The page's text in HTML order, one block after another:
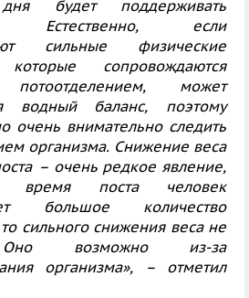
будет поддерживать
Естественно, если
сильные физические
которые сопровождаются
может
водный баланс, поэтому
очень внимательно следить
организма. Снижение веса
– очень редкое явление,
время поста человек
большое количество
сильного снижения веса не
возможно из-за
организма»,
– отметил